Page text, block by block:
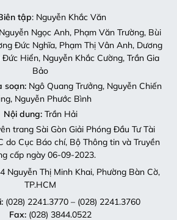
tập: Nguyễn Khắc Văn
Ngọc Anh, Phạm Văn Trường, Bùi
Đức Nghĩa, Phạm Thị Vân Anh, Dương
Hiển, Nguyễn Khắc Cường, Trần Gia
Bảo
soạn:Ngô Quang Trưởng, Nguyễn Chiến
Nguyễn Phước Bình
Nội dung:Trần Hải
trang Sài Gòn Giải Phóng Đầu Tư Tài
do Cục Báo chí, Bộ Thông tin và Truyền
cấp ngày 06-09-2023.
Nguyễn Thị Minh Khai, Phường Bàn Cờ,
TP.HCM
(028) 2241.3770 – (028) 2241.3760
Fax:(028) 3844.0522